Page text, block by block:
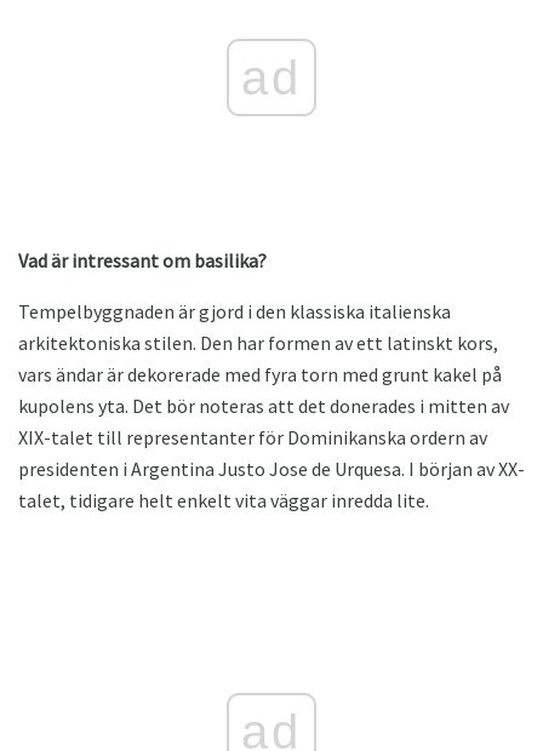
ad
Vad är intressant om basilika?
Tempelbyggnaden är gjord i den klassiska italienska
arkitektoniska stilen. Den har formen av ett latinskt kors,
vars ändar är dekorerade med fyra torn med grunt kakel på
kupolens yta. Det bör noteras att det donerades i mitten av
XIX-talet till representanter för Dominikanska ordern av
presidenten i Argentina Justo Jose de Urquesa. I början av XX-
talet, tidigare helt enkelt vita väggar inredda lite.
ad